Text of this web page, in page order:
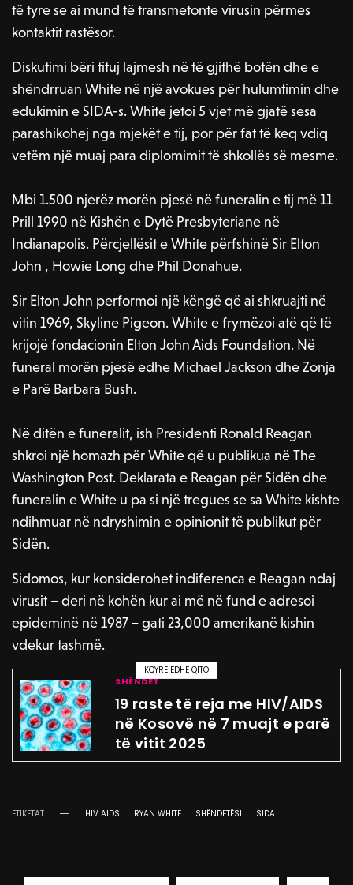
të tyre se ai mund të transmetonte virusin përmes
kontaktit rastësor.
Diskutimi bëri tituj lajmesh në të gjithë botën dhe e
shëndrruan White në një avokues për hulumtimin dhe
edukimin e SIDA-s. White jetoi 5 vjet më gjatë sesa
parashikohej nga mjekët e tij, por për fat të keq vdiq
vetëm një muaj para diplomimit të shkollës së mesme.
Mbi 1.500 njerëz morën pjesë në funeralin e tij më 11
Prill 1990 në Kishën e Dytë Presbyteriane në
Indianapolis. Përcjellësit e White përfshinë Sir Elton
John , Howie Long dhe Phil Donahue.
Sir Elton John performoi një këngë që ai shkruajti në
vitin 1969, Skyline Pigeon. White e frymëzoi atë që të
krijojë fondacionin Elton John Aids Foundation. Në
funeral morën pjesë edhe Michael Jackson dhe Zonja
e Parë Barbara Bush.
Në ditën e funeralit, ish Presidenti Ronald Reagan
shkroi një homazh për White që u publikua në The
Washington Post. Deklarata e Reagan për Sidën dhe
funeralin e White u pa si një tregues se sa White kishte
ndihmuar në ndryshimin e opinionit të publikut për
Sidën.
Sidomos, kur konsiderohet indiferenca e Reagan ndaj
virusit – deri në kohën kur ai më në fund e adresoi
epideminë në 1987 – gati 23,000 amerikanë kishin
vdekur tashmë.
KQYRE EDHE QITO
SHËNDET
19 raste të reja me HIV/AIDS
në Kosovë në 7 muajt e parë
të vitit 2025
ETIKETAT HIV AIDS RYAN WHITE SHËNDETËSI SIDA